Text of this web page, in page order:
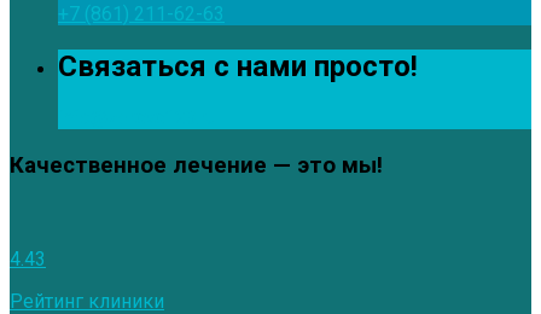
+7 (861) 211-62-63
Связаться с нами просто!
Качественное лечение — это мы!
4.43
Рейтинг клиники